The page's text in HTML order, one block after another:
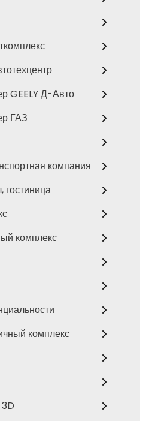
GEELY Д-Авто
ГАЗ
компания
гостиница
комплекс
комплекс